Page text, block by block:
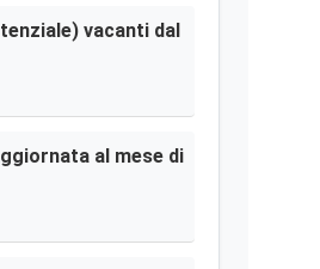
vacanti dal
al mese di